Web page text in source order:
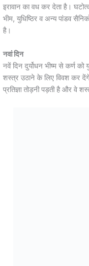
इरावान का वध कर देता है।
भीम, युधिष्ठिर व अन्य पांडव
है।
नवां दिन
नवें दिन दुर्योधन भीष्म से कर्ण
शस्त्र उठाने के लिए विवश कर
प्रतिज्ञा तोड़नी पड़ती है और वे